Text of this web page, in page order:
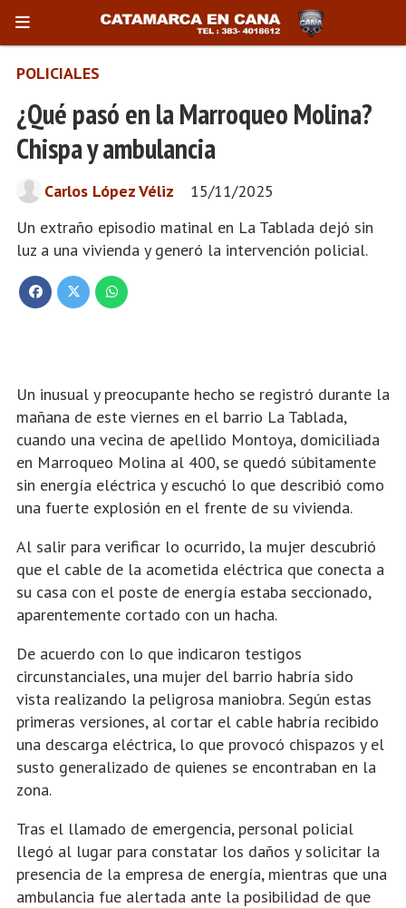
¿Qué pasó en la Marroqueo Molina?
Chispa y ambulancia
Un extraño episodio matinal en La Tablada dejó sin
luz a una vivienda y generó la intervención policial.
POLICIALES
15/11/2025
Carlos López Véliz
Un inusual y preocupante hecho se registró durante la
mañana de este viernes en el barrio La Tablada,
cuando una vecina de apellido Montoya, domiciliada
en Marroqueo Molina al 400, se quedó súbitamente
sin energía eléctrica y escuchó lo que describió como
una fuerte explosión en el frente de su vivienda.
Al salir para verificar lo ocurrido, la mujer descubrió
que el cable de la acometida eléctrica que conecta a
su casa con el poste de energía estaba seccionado,
aparentemente cortado con un hacha.
De acuerdo con lo que indicaron testigos
circunstanciales, una mujer del barrio habría sido
vista realizando la peligrosa maniobra. Según estas
primeras versiones, al cortar el cable habría recibido
una descarga eléctrica, lo que provocó chispazos y el
susto generalizado de quienes se encontraban en la
zona.
Tras el llamado de emergencia, personal policial
llegó al lugar para constatar los daños y solicitar la
presencia de la empresa de energía, mientras que una
ambulancia fue alertada ante la posibilidad de que